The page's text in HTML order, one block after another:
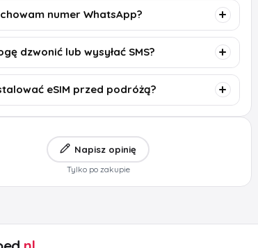
numer WhatsApp?
dzwonić lub wysyłać SMS?
eSIM przed podróżą?
Napisz opinię
Tylko po zakupie